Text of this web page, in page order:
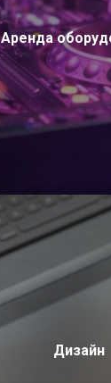
Аренда
Дизайн